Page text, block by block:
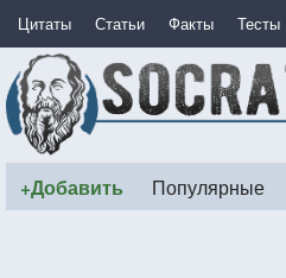
Цитаты Статьи Факты Тесты
+Добавить Популярные